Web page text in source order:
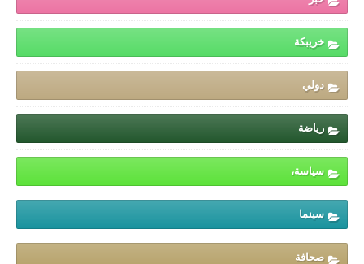
خريبكة
دولي
رياضة
سياسة،
سينما
صحافة